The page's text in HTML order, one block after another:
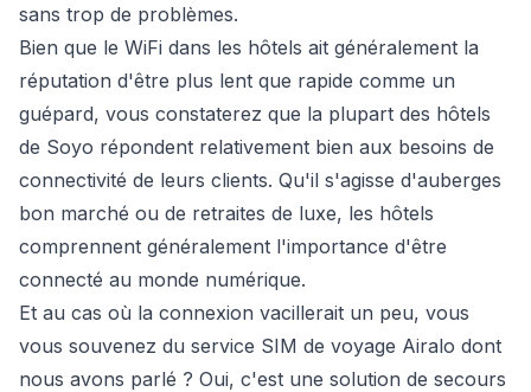
sans trop de problèmes.
Bien que le WiFi dans les hôtels ait généralement la
réputation d'être plus lent que rapide comme un
guépard, vous constaterez que la plupart des hôtels
de Soyo répondent relativement bien aux besoins de
connectivité de leurs clients. Qu'il s'agisse d'auberges
bon marché ou de retraites de luxe, les hôtels
comprennent généralement l'importance d'être
connecté au monde numérique.
Et au cas où la connexion vacillerait un peu, vous
vous souvenez du service SIM de voyage Airalo dont
nous avons parlé ? Oui, c'est une solution de secours